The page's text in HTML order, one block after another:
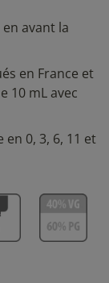
avant la
en France et
10 mL avec
en 0, 3, 6, 11 et